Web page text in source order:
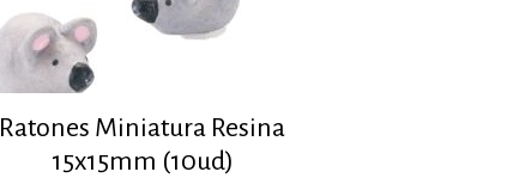
Ratones Miniatura Resina
15x15mm (10ud)